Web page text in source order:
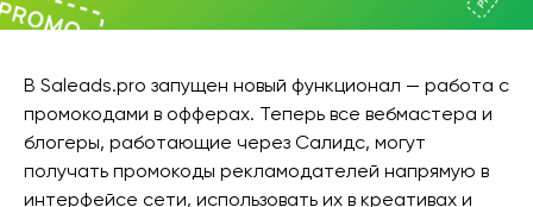
В Saleads.pro запущен новый функционал — работа с
промокодами в офферах. Теперь все вебмастера и
блогеры, работающие через Салидс, могут
получать промокоды рекламодателей напрямую в
интерфейсе сети, использовать их в креативах и